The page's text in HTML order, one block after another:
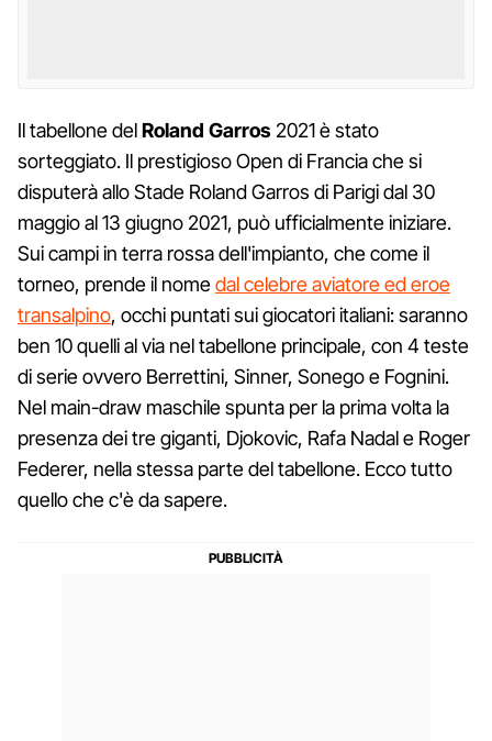
Il tabellone delRoland Garros 2021 è stato
sorteggiato. Il prestigioso Open di Francia che si
disputerà allo Stade Roland Garros di Parigi dal 30
maggio al 13 giugno 2021, può ufficialmente iniziare.
Sui campi in terra rossa dell'impianto, che come il
torneo, prende il nomedal celebre aviatore ed eroe
transalpino, occhi puntati sui giocatori italiani: saranno
ben 10 quelli al via nel tabellone principale, con 4 teste
di serie ovvero Berrettini, Sinner, Sonego e Fognini.
Nel main-draw maschile spunta per la prima volta la
presenza dei tre giganti, Djokovic, Rafa Nadal e Roger
Federer, nella stessa parte del tabellone. Ecco tutto
quello che c'è da sapere.